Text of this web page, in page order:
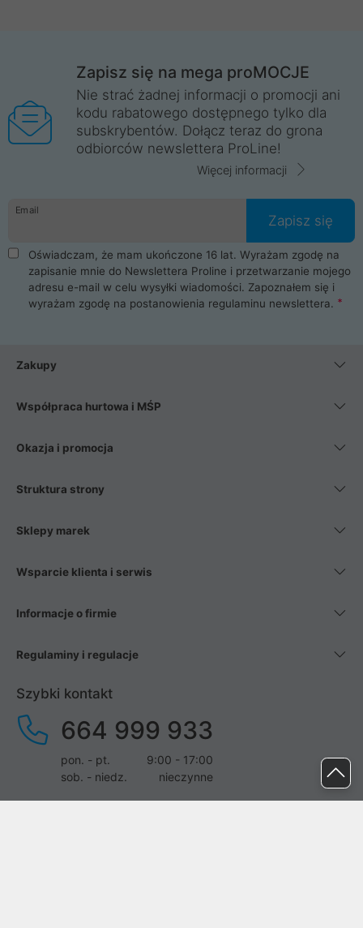
Zapisz się na mega proMOCJE
Nie strać żadnej informacji o promocji ani
kodu rabatowego dostępnego tylko dla
subskrybentów. Dołącz teraz do grona
odbiorców newslettera ProLine!
Więcej informacji
Email
Zapisz się
Oświadczam, że mam ukończone 16 lat. Wyrażam zgodę na
zapisanie mnie do Newslettera Proline i przetwarzanie mojego
adresu e-mail w celu wysyłki wiadomości. Zapoznałem się i
wyrażam zgodę na postanowienia regulaminu newslettera.
Zakupy
Współpraca hurtowa i MŚP
Okazja i promocja
Struktura strony
Sklepy marek
Wsparcie klienta i serwis
Informacje o firmie
Regulaminy i regulacje
Szybki kontakt
664 999 933
pon. - pt.
9:00 - 17:00
sob. - niedz.
nieczynne